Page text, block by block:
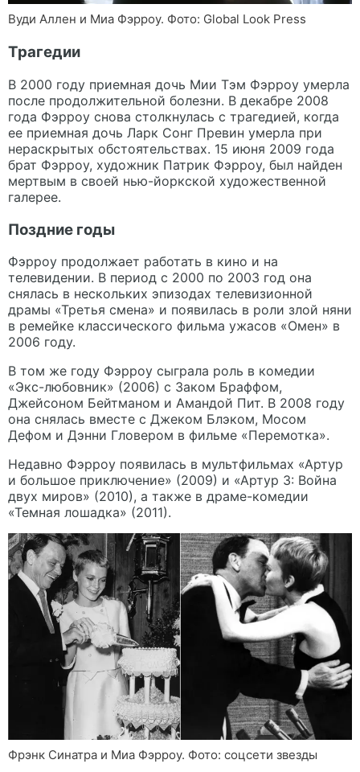
Вуди Аллен и Миа Фэрроу. Фото: Global Look Press
Трагедии
В 2000 году приемная дочь Мии Тэм Фэрроу умерла
после продолжительной болезни. В декабре 2008
года Фэрроу снова столкнулась с трагедией, когда
ее приемная дочь Ларк Сонг Превин умерла при
нераскрытых обстоятельствах. 15 июня 2009 года
брат Фэрроу, художник Патрик Фэрроу, был найден
мертвым в своей нью-йоркской художественной
галерее.
Поздние годы
Фэрроу продолжает работать в кино и на
телевидении. В период с 2000 по 2003 год она
снялась в нескольких эпизодах телевизионной
драмы «Третья смена» и появилась в роли злой няни
в ремейке классического фильма ужасов «Омен» в
2006 году.
В том же году Фэрроу сыграла роль в комедии
«Экс-любовник» (2006) с Заком Браффом,
Джейсоном Бейтманом и Амандой Пит. В 2008 году
она снялась вместе с Джеком Блэком, Мосом
Дефом и Дэнни Гловером в фильме «Перемотка».
Недавно Фэрроу появилась в мультфильмах «Артур
и большое приключение» (2009) и «Артур 3: Война
двух миров» (2010), а также в драме-комедии
«Темная лошадка» (2011).
Фрэнк Синатра и Миа Фэрроу. Фото: соцсети звезды